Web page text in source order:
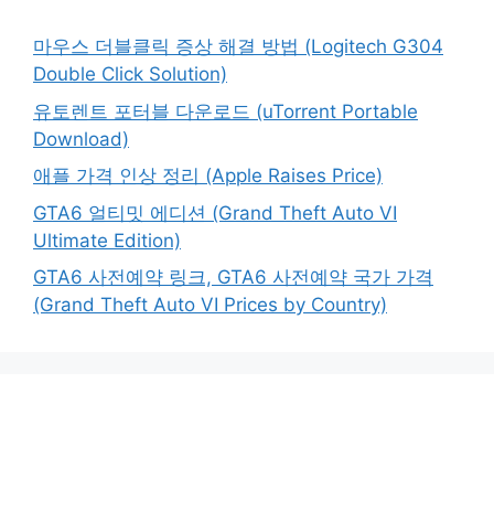
마우스 더블클릭 증상 해결 방법 (Logitech G304
Double Click Solution)
유토렌트 포터블 다운로드 (uTorrent Portable
Download)
애플 가격 인상 정리 (Apple Raises Price)
GTA6 얼티밋 에디션 (Grand Theft Auto VI
Ultimate Edition)
GTA6 사전예약 링크, GTA6 사전예약 국가 가격
(Grand Theft Auto VI Prices by Country)